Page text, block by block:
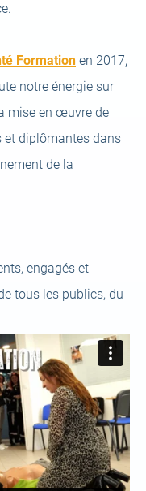
Formation en 2017,
notre énergie sur
mise en œuvre de
diplômantes dans
de la
engagés et
tous les publics, du